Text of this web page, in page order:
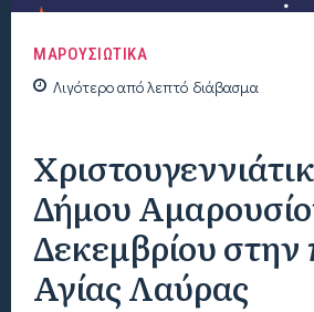
ΜΑΡΟΥΣΙΩΤΙΚΑ
Λιγότερο απόλεπτό διάβασμα
Δήμου
Δεκεμβρίου στην
Αγίας Λαύρας